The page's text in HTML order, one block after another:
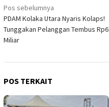
Navigasi
pos
Pos sebelumnya
PDAM Kolaka Utara Nyaris Kolaps!
Tunggakan Pelanggan Tembus Rp6
Miliar
POS TERKAIT